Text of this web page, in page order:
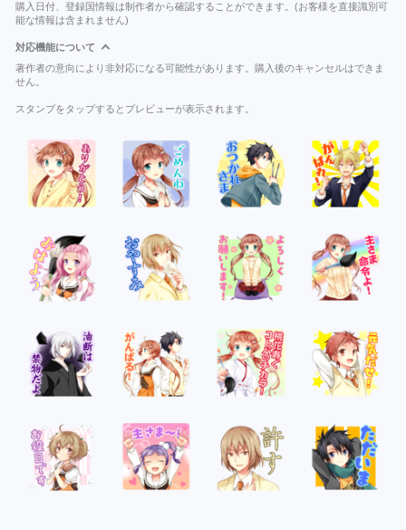
購入日付、登録国情報は制作者から確認することができます。(お客様を直接識別可
能な情報は含まれません)
対応機能について
著作者の意向により非対応になる可能性があります。購入後のキャンセルはできま
せん。
スタンプをタップするとプレビューが表示されます。